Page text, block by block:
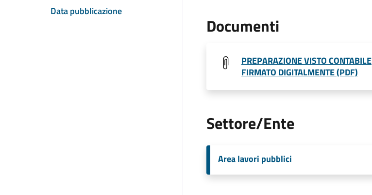
Data pubblicazione
Documenti
PREPARAZIONE VISTO CONTABILE
FIRMATO DIGITALMENTE (PDF)
Settore/Ente
Area lavori pubblici